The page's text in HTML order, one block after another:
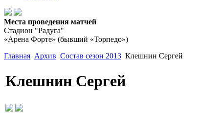
Места проведения матчей
Стадион "Радуга"
«Арена Форте» (бывший «Торпедо»)
Главная Архив Состав сезон 2013 Клешнин Сергей
Клешнин Сергей